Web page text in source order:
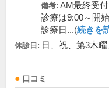
備考: AM最終受
診療は9:00～開
診療日...(続きを
休診日: 日、祝、第3木
口コミ